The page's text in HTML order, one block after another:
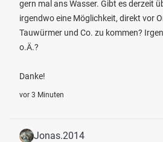
gern mal ans Wasser. Gibt es derzeit
irgendwo eine Möglichkeit, direkt vor
Tauwürmer und Co. zu kommen?
o.Ä.?
Danke!
vor 3 Minuten
Jonas.2014